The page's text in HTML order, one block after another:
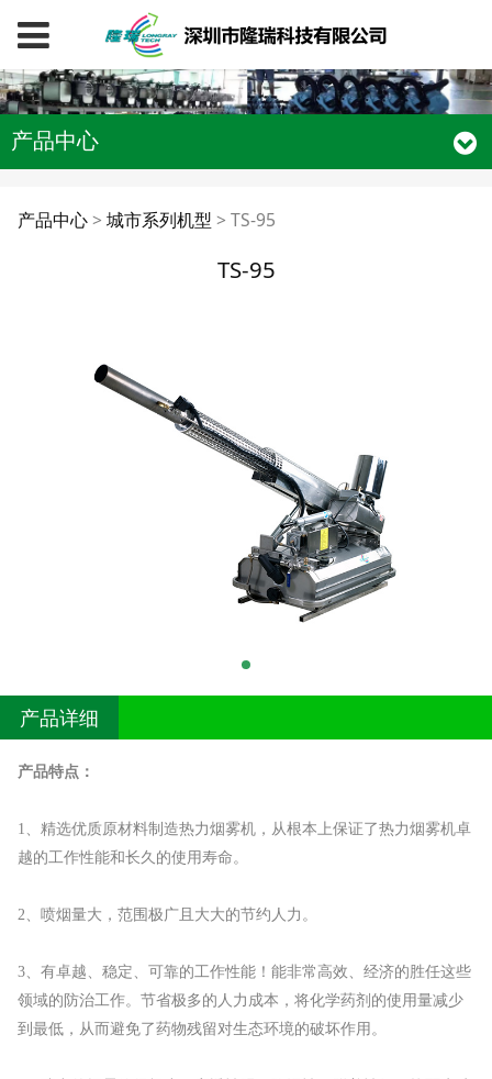
产品中心
TS-95
产品中心> 城市系列机型 > TS-95
TS-95
产品详细
产品特点：
1、精选优质原材料制造热力烟雾机，从根本上保证了热力烟雾机卓
越的工作性能和长久的使用寿命。
2、喷烟量大，范围极广且大大的节约人力。
3、有卓越、稳定、可靠的工作性能！能非常高效、经济的胜任这些
领域的防治工作。节省极多的人力成本，将化学药剂的使用量减少
到最低，从而避免了药物残留对生态环境的破坏作用。